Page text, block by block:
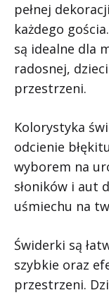
pełnej
każdego
są idealne dla
radosnej,
przestrzeni.
Kolorystyka
odcienie
wyborem na
słoników i aut
uśmiechu na
Świderki są
szybkie oraz
przestrzeni.